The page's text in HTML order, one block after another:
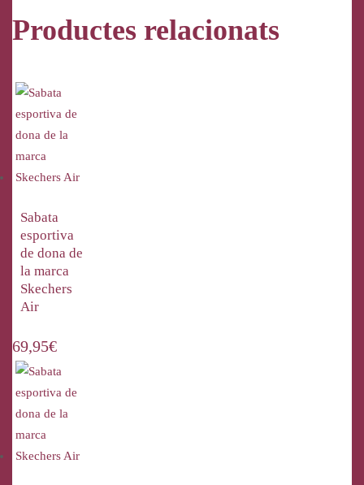
Productes relacionats
Sabata
esportiva
de dona de
la marca
Skechers
Air
69,95€